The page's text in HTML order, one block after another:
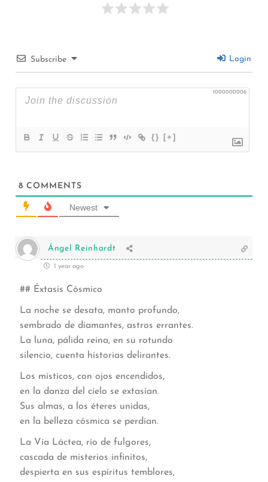
Subscribe Login
1000000006
{} [+]
8 COMMENTS
Newest
Ángel Reinhardt
1 year ago
## Éxtasis Cósmico
La noche se desata, manto profundo,
sembrado de diamantes, astros errantes.
La luna, pálida reina, en su rotundo
silencio, cuenta historias delirantes.
Los místicos, con ojos encendidos,
en la danza del cielo se extasían.
Sus almas, a los éteres unidas,
en la belleza cósmica se perdían.
La Vía Láctea, río de fulgores,
cascada de misterios infinitos,
despierta en sus espíritus temblores,